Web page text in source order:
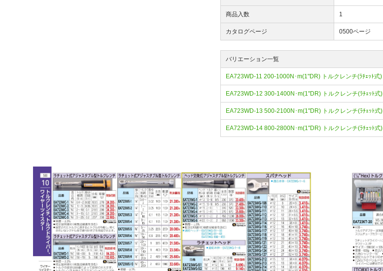
商品入数 1
カタログページ 0500ページ
バリエーション一覧
EA723WD-11 200-1000N･m(1"DR) トルクレンチ(ﾗﾁｪｯﾄ式)
EA723WD-12 300-1400N･m(1"DR) トルクレンチ(ﾗﾁｪｯﾄ式)
EA723WD-13 500-2100N･m(1"DR) トルクレンチ(ﾗﾁｪｯﾄ式)
EA723WD-14 800-2800N･m(1"DR) トルクレンチ(ﾗﾁｪｯﾄ式)